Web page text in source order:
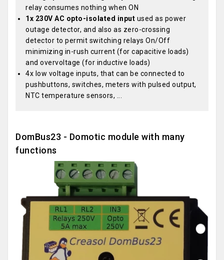
relay consumes nothing when ON
1x 230V AC opto-isolated input used as power
outage detector, and also as zero-crossing
detector to permit switching relays On/Off
minimizing in-rush current (for capacitive loads)
and overvoltage (for inductive loads)
4x low voltage inputs, that can be connected to
pushbuttons, switches, meters with pulsed output,
NTC temperature sensors, ...
DomBus23 - Domotic module with many
functions